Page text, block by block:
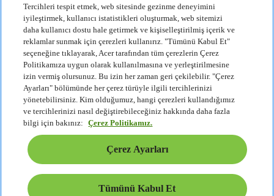
Sürdürülebilirlik
Sürdürülebilirlik
Kurumsal Sosyal Sorumluluk
Ürün Karbon Ayak İzi
Project Humanity
Earthion
Gizlilik Politikası
Çerez Politikası
Yasal Uyarı
Ek Yasal Bilgiler
Erişilebilirlik Politikası
Çerez Ayarları
Türkiye - Türkçe
Tercihleri tespit etmek, web sitesinde gezinme deneyimini
iyileştirmek, kullanıcı istatistikleri oluşturmak, web sitemizi
daha kullanıcı dostu hale getirmek ve kişiselleştirilmiş içerik ve
reklamlar sunmak için çerezleri kullanırız. "Tümünü Kabul Et"
seçeneğine tıklayarak, Acer tarafından tüm çerezlerin Çerez
Politikamıza uygun olarak kullanılmasına ve yerleştirilmesine
izin vermiş olursunuz. Bu izin her zaman geri çekilebilir. "Çerez
Ayarları" bölümünde her çerez türüyle ilgili tercihlerinizi
yönetebilirsiniz. Kim olduğumuz, hangi çerezleri kullandığımız
ve tercihlerinizi nasıl değiştirebileceğiniz hakkında daha fazla
bilgi için bakınız:
Çerez Politikamız.
Çerez Ayarları
Tümünü Kabul Et